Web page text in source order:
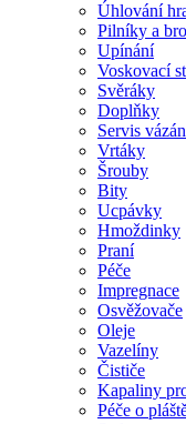
Úhlování
Pilníky a
Upínání
Voskovací
Svěráky
Doplňky
Servis
Vrtáky
Šrouby
Bity
Ucpávky
Hmoždinky
Praní
Péče
Impregnace
Osvěžovače
Oleje
Vazelíny
Čističe
Kapaliny
Péče o